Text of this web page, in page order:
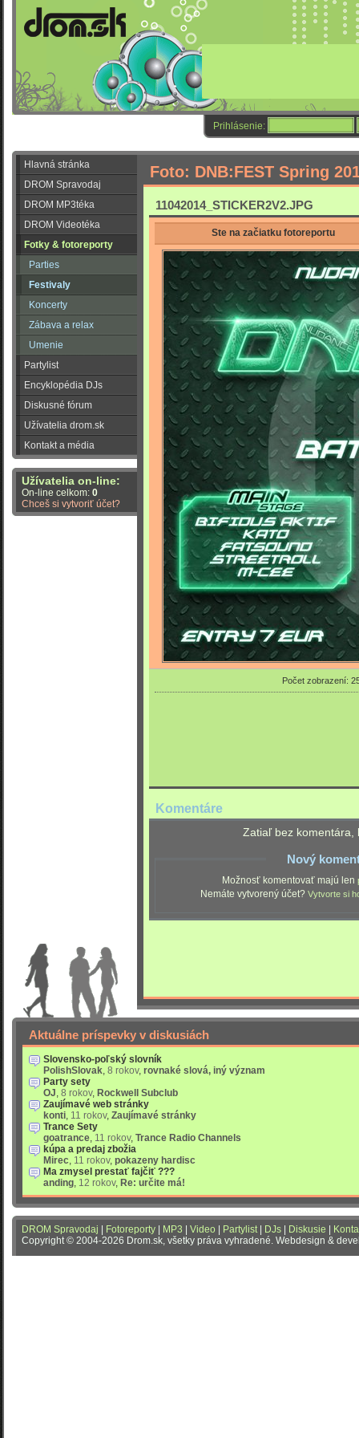
Prihlásenie:
Hlavná stránka
DROM Spravodaj
DROM MP3téka
DROM Videotéka
Fotky & fotoreporty
Parties
Festivaly
Koncerty
Zábava a relax
Umenie
Partylist
Encyklopédia DJs
Diskusné fórum
Užívatelia drom.sk
Kontakt a média
Užívatelia on-line:
On-line celkom: 0
Chceš si vytvoriť účet?
Foto: DNB:FEST Spring
11042014_STICKER2V2.JPG
Ste na začiatku fotoreportu
Počet zobrazení:
Komentáre
Zatiaľ bez komentára,
Nový
Možnosť komentovať majú len
Nemáte vytvorený účet? Vytvorte si
Aktuálne príspevky v diskusiách
Slovensko-poľský slovník
PolishSlovak, 8 rokov, rovnaké slová, iný význam
Party sety
OJ, 8 rokov, Rockwell Subclub
Zaujímavé web stránky
konti, 11 rokov, Zaujímavé stránky
Trance Sety
goatrance, 11 rokov, Trance Radio Channels
kúpa a predaj zbožia
Mirec, 11 rokov, pokazeny hardisc
Ma zmysel prestať fajčiť ???
anding, 12 rokov, Re: určite má!
DROM Spravodaj Fotoreporty MP3 Video Partylist| DJs Diskusie
Copyright © 2004-2026 Drom.sk, všetky práva vyhradené. Webdesign &